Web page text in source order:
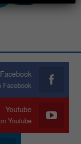
Facebook
Youtube